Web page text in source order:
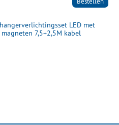
LED met
magneten 7,5+2,5M kabel